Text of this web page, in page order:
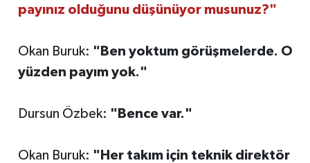
payınız olduğunu düşünüyor musunuz?"
Okan Buruk: "Ben yoktum görüşmelerde. O
yüzden payım yok."
Dursun Özbek: "Bence var."
Okan Buruk: "Her takım için teknik direktör